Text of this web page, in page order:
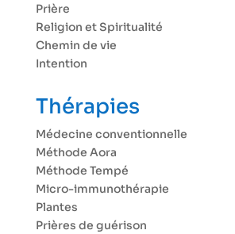
Prière
Religion et Spiritualité
Chemin de vie
Intention
Thérapies
Médecine conventionnelle
Méthode Aora
Méthode Tempé
Micro-immunothérapie
Plantes
Prières de guérison